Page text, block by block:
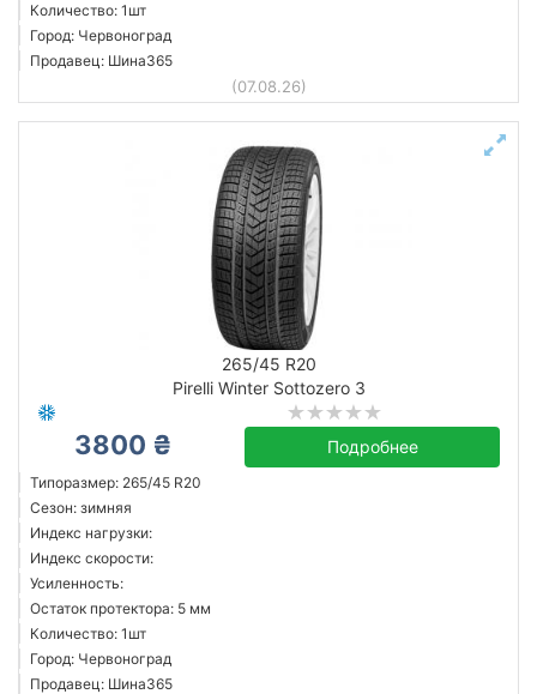
Количество: 1шт
Город: Червоноград
Продавец: Шина365
(07.08.26)
265/45 R20
Pirelli Winter Sottozero 3
3800 ₴ Подробнее
Типоразмер: 265/45 R20
Сезон: зимняя
Индекс нагрузки:
Индекс скорости:
Усиленность:
Остаток протектора: 5 мм
Количество: 1шт
Город: Червоноград
Продавец: Шина365